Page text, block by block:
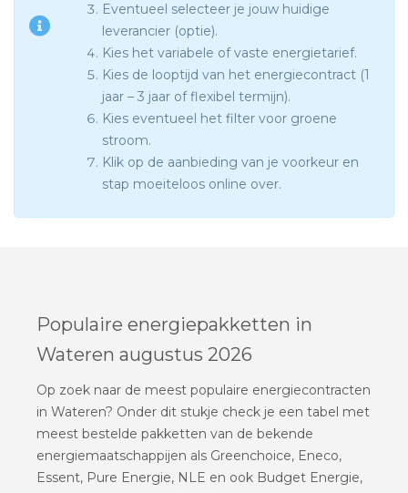
Eventueel selecteer je jouw huidige
leverancier (optie).
Kies het variabele of vaste energietarief.
Kies de looptijd van het energiecontract (1
jaar – 3 jaar of flexibel termijn).
Kies eventueel het filter voor groene
stroom.
Klik op de aanbieding van je voorkeur en
stap moeiteloos online over.
Populaire energiepakketten in
Wateren augustus 2026
Op zoek naar de meest populaire energiecontracten
in Wateren? Onder dit stukje check je een tabel met
meest bestelde pakketten van de bekende
energiemaatschappijen als Greenchoice, Eneco,
Essent, Pure Energie, NLE en ook Budget Energie,